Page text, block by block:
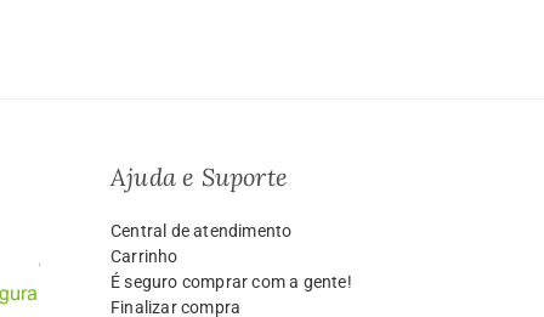
Ajuda e Suporte
Central de atendimento
Carrinho
É seguro comprar com a gente!
Finalizar compra